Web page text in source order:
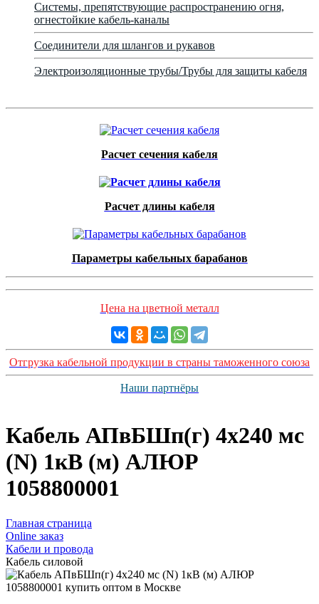
Системы, препятствующие распространению огня,
огнестойкие кабель-каналы
Соединители для шлангов и рукавов
Электроизоляционные трубы/Трубы для защиты кабеля
Расчет сечения кабеля
Расчет длины кабеля
Параметры кабельных барабанов
Цена на цветной металл
Отгрузка кабельной продукции в страны таможенного союза
Наши партнёры
Кабель АПвБШп(г) 4х240 мс
(N) 1кВ (м) АЛЮР
1058800001
Главная страница
Оnline заказ
Кабели и провода
Кабель силовой